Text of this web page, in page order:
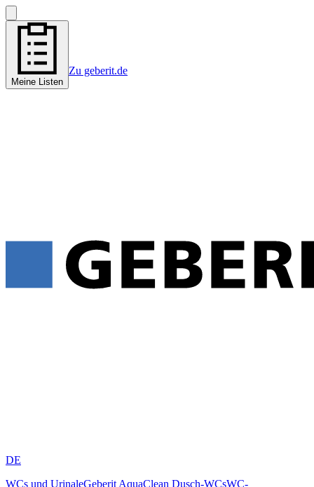
Meine Listen
Zu geberit.de
DE
WCs und UrinaleGeberit AquaClean Dusch-WCsWC-